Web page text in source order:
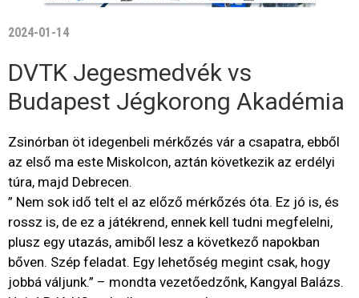
2024-01-14
DVTK Jegesmedvék vs
Budapest Jégkorong Akadémia
Zsinórban öt idegenbeli mérkőzés vár a csapatra, ebből
az első ma este Miskolcon, aztán következik az erdélyi
túra, majd Debrecen.
” Nem sok idő telt el az előző mérkőzés óta. Ez jó is, és
rossz is, de ez a játékrend, ennek kell tudni megfelelni,
plusz egy utazás, amiből lesz a következő napokban
bőven. Szép feladat. Egy lehetőség megint csak, hogy
jobbá váljunk.” – mondta vezetőedzőnk, Kangyal Balázs.